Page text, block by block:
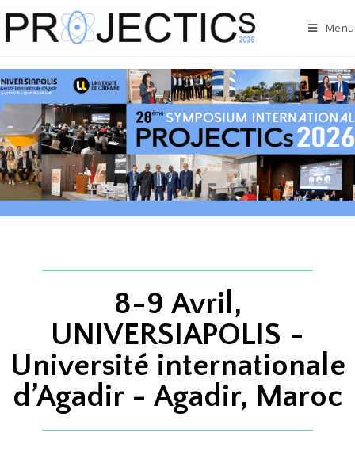
Menu
8-9 Avril,
UNIVERSIAPOLIS -
Université internationale
d’Agadir - Agadir, Maroc